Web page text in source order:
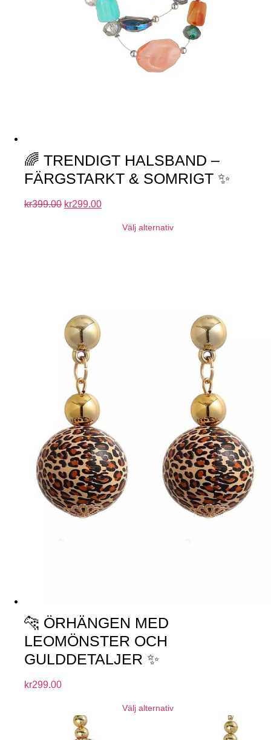
🌈 TRENDIGT HALSBAND –
FÄRGSTARKT & SOMRIGT ✨
kr399.00 kr299.00
Välj alternativ
🐆 ÖRHÄNGEN MED
LEOMÖNSTER OCH
GULDDETALJER ✨
kr299.00
Välj alternativ